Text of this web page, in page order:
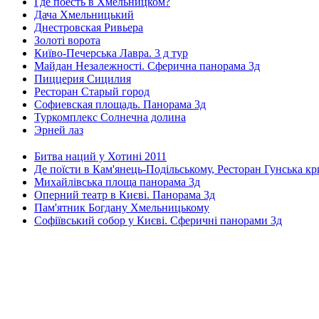
Дача Хмельницький
Днестровская Ривьера
Золоті ворота
Київо-Печерська Лавра. 3 д тур
Майдан Незалежності. Сферична панорама 3д
Пиццерия Сицилия
Ресторан Старый город
Софиевская площадь. Панорама 3д
Туркомплекс Солнечна долина
Эрней лаз
Битва наций у Хотині 2011
Де поїсти в Кам'янець-Подільському, Ресторан Гунська
Михайлівська площа панорама 3д
Оперний театр в Києві. Панорама 3д
Пам'ятник Богдану Хмельницькому
Софіївський собор у Києві. Сферичні панорами 3д